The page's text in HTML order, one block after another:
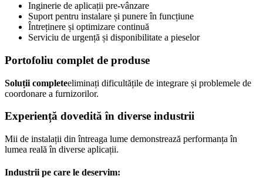
Inginerie de aplicații pre-vânzare
Suport pentru instalare și punere în funcțiune
Întreținere și optimizare continuă
Serviciu de urgență și disponibilitate a pieselor
Portofoliu complet de produse
Soluții completeeliminați dificultățile de integrare și problemele de
coordonare a furnizorilor.
Experiență dovedită în diverse industrii
Mii de instalații din întreaga lume demonstrează performanța în
lumea reală în diverse aplicații.
Industrii pe care le deservim: